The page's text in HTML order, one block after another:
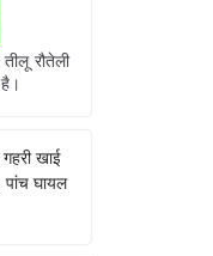
रौतेली
खाई
पांच घायल